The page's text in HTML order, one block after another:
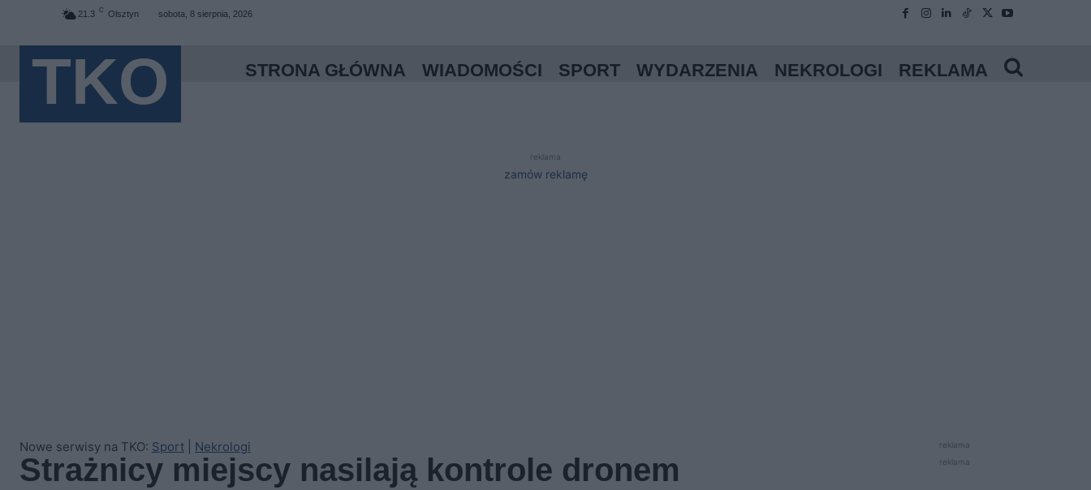
21.3 C Olsztyn sobota, 8 sierpnia, 2026
TKO STRONA GŁÓWNA WIADOMOŚCI SPORT WYDARZENIA NEKROLOGI REKLAMA
reklama
zamów reklamę
Nowe serwisy na TKO: Sport Nekrologi
Strażnicy miejscy nasilają kontrole dronem
reklama
reklama